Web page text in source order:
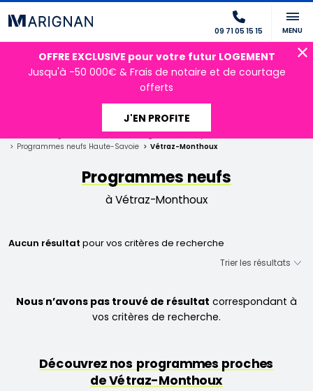
09 71 05 15 15 MENU
OFFRE EXCLUSIVE pour votre futur LOGEMENT
Jusqu'à -50 000€ & Frais de notaire et de courtage
offerts
J'EN PROFITE
Programmes neufs
Auvergne-Rhône-Alpes
Programmes neufs Haute-Savoie
Vétraz-Monthoux
Programmes neufs
à Vétraz-Monthoux
Aucun résultat pour vos critères de recherche
Nous n’avons pas trouvé de résultat correspondant à
vos critères de recherche.
Découvrez nos programmes proches
de Vétraz-Monthoux